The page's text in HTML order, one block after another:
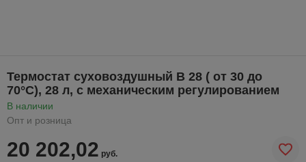
Термостат суховоздушный B 28 ( от 30 до
70°С), 28 л, с механическим регулированием
В наличии
Опт и розница
20 202,02 руб.